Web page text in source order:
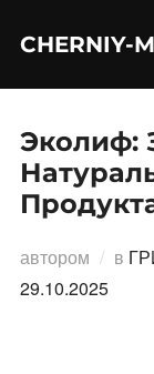
CHERNIY-
Эколиф:
автором в
29.10.2025